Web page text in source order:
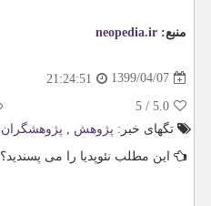
منبع: neopedia.ir
1399/04/07
21:24:51
5.0
/
5
تگهای خبر: پژوهش پژوهشگران
این مطلب نئوپدیا را می پسندید؟